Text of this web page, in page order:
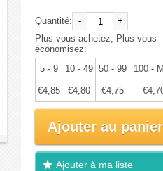
Quantité: -
+
Plus vous achetez, Plus vous
économisez:
5 - 9
10 - 49 50 - 99 100 -
€4,85 €4,80 €4,75
Ajouter au panier
Ajouter à ma liste